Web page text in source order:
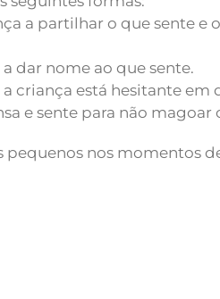
a partilhar o que sente e
dar nome ao que sente.
criança está hesitante em
e sente para não magoar
pequenos nos momentos